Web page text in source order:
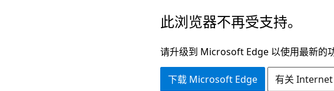
此浏览器不再受支持。
请升级到 Microsoft Edge 以使用最新的
下载 Microsoft Edge 有关